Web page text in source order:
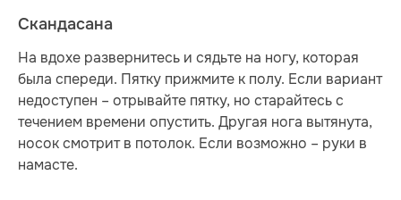
Скандасана
На вдохе развернитесь и сядьте на ногу, которая
была спереди. Пятку прижмите к полу. Если вариант
недоступен – отрывайте пятку, но старайтесь с
течением времени опустить. Другая нога вытянута,
носок смотрит в потолок. Если возможно – руки в
намасте.